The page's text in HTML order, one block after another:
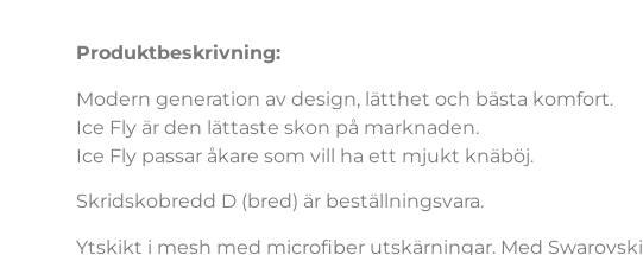
Produktbeskrivning:
Modern generation av design, lätthet och bästa komfort.
Ice Fly är den lättaste skon på marknaden.
Ice Fly passar åkare som vill ha ett mjukt knäböj.
Skridskobredd D (bred) är beställningsvara.
Ytskikt i mesh med microfiber utskärningar. Med Swarovski